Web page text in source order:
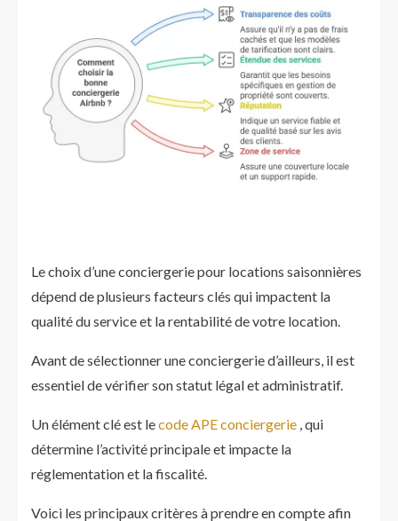
Le choix d’une conciergerie pour locations saisonnières
dépend de plusieurs facteurs clés qui impactent la
qualité du service et la rentabilité de votre location.
Avant de sélectionner une conciergerie d’ailleurs, il est
essentiel de vérifier son statut légal et administratif.
Un élément clé est lecode APE conciergerie , qui
détermine l’activité principale et impacte la
réglementation et la fiscalité.
Voici les principaux critères à prendre en compte afin